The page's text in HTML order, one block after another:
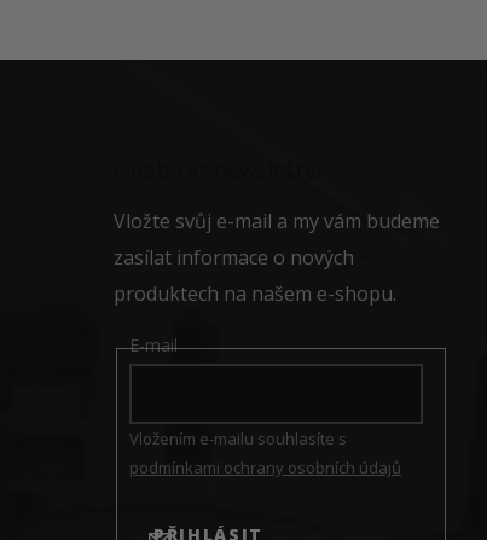
Vložte svůj e-mail a my vám budeme
zasílat informace o nových
produktech na našem e-shopu.
E-mail
Vložením e-mailu souhlasíte s
podmínkami ochrany osobních údajů
PŘIHLÁSIT